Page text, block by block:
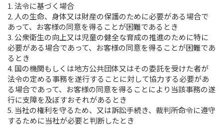
1. 法令に基づく場合
2. 人の生命、身体又は財産の保護のために必要がある場合で
あって、お客様の同意を得ることが困難であるとき
3. 公衆衛生の向上又は児童の健全な育成の推進のために特に
必要がある場合であって、お客様の同意を得ることが困難であ
るとき
4. 国の機関もしくは地方公共団体又はその委託を受けた者が
法令の定める事務を遂行することに対して協力する必要があ
る場合であって、お客様の同意を得ることにより当該事務の遂
行に支障を及ぼすおそれがあるとき
5. 当社の権利を守るため、又は訴訟手続き、裁判所命令に遵守
するために当社が必要と判断したとき